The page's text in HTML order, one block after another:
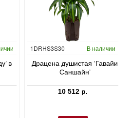
в
Гидропоника
1DRHS3S30 В наличии
Драцена душистая ‘Гавайи
Саншайн’
10 512 р.